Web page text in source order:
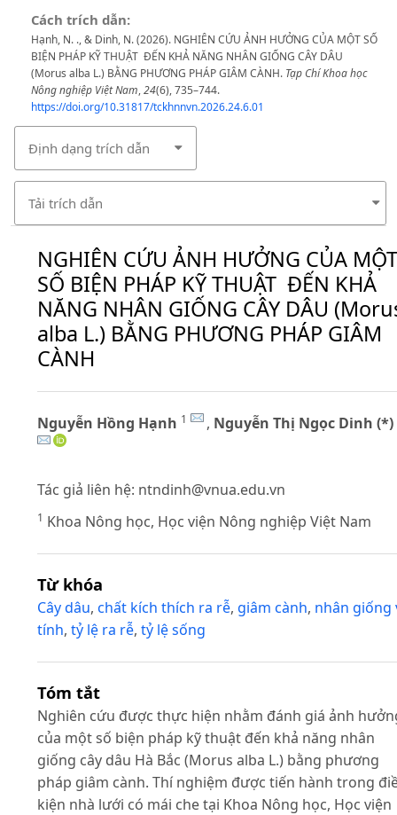
Cách trích dẫn:
Hạnh, N. ., & Dinh, N. (2026). NGHIÊN CỨU ẢNH HƯỞNG CỦA MỘT SỐ
BIỆN PHÁP KỸ THUẬT ĐẾN KHẢ NĂNG NHÂN GIỐNG CÂY DÂU
(Morus alba L.) BẰNG PHƯƠNG PHÁP GIÂM CÀNH. Tạp Chí Khoa học
Nông nghiệp Việt Nam,24(6), 735–744.
https://doi.org/10.31817/tckhnnvn.2026.24.6.01
Định dạng trích dẫn
Tải trích dẫn
NGHIÊN CỨU ẢNH HƯỞNG CỦA MỘT
SỐ BIỆN PHÁP KỸ THUẬT ĐẾN KHẢ
NĂNG NHÂN GIỐNG CÂY DÂU
alba L.) BẰNG PHƯƠNG PHÁP GIÂM
CÀNH
Nguyễn Hồng Hạnh 1 , Nguyễn Thị Ngọc Dinh (*)
Tác giả liên hệ: ntndinh@vnua.edu.vn
1 Khoa Nông học, Học viện Nông nghiệp Việt Nam
Từ khóa
Cây dâu, chất kích thích ra rễ, giâm cành, nhân giống
tính, tỷ lệ ra rễ, tỷ lệ sống
Tóm tắt
Nghiên cứu được thực hiện nhằm đánh giá ảnh
của một số biện pháp kỹ thuật đến khả năng nhân
giống cây dâu Hà Bắc (Morus alba L.) bằng phương
pháp giâm cành. Thí nghiệm được tiến hành trong
kiện nhà lưới có mái che tại Khoa Nông học, Học viện